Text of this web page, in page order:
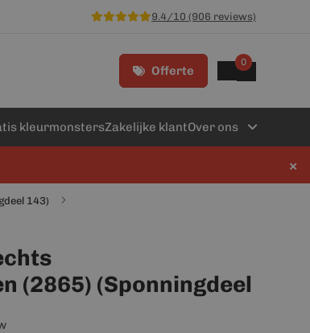
9.4/10 (906 reviews)
Offerte
0
kleurmonstersZakelijke klantOver ons
×
143)
(2865) (Sponningdeel